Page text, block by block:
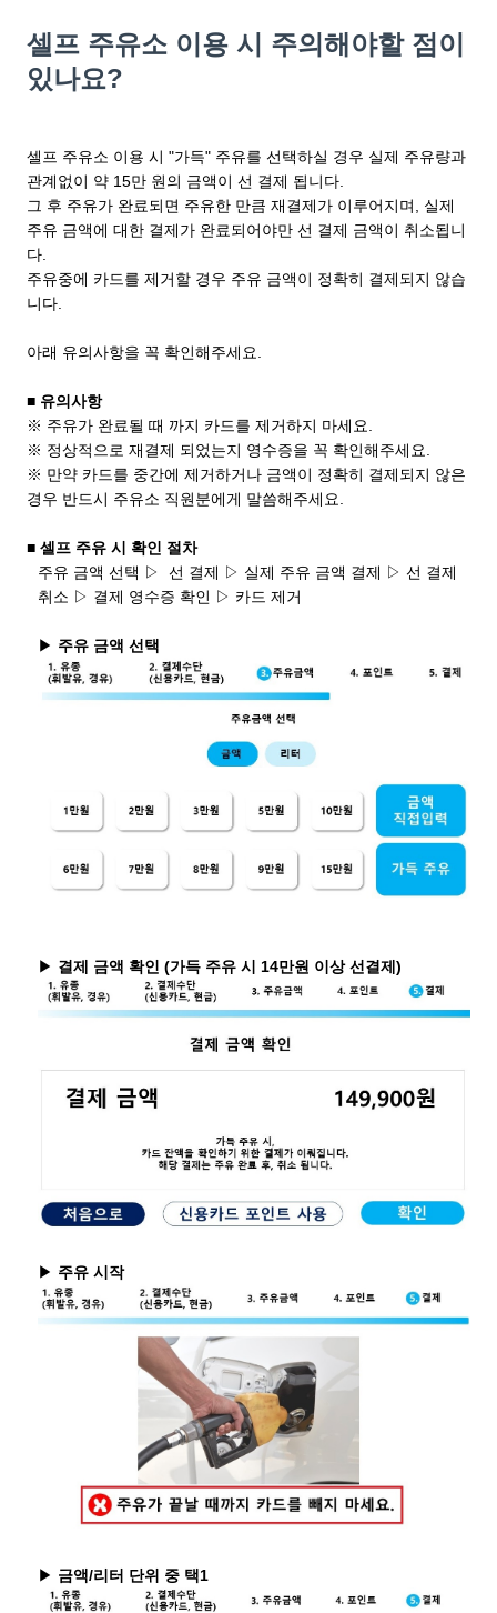
셀프 주유소 이용 시 주의해야할 점이
있나요?
셀프 주유소 이용 시 "가득" 주유를 선택하실 경우 실제 주유량과
관계없이 약 15만 원의 금액이 선 결제 됩니다.
그 후 주유가 완료되면 주유한 만큼 재결제가 이루어지며, 실제
주유 금액에 대한 결제가 완료되어야만 선 결제 금액이 취소됩니
다.
주유중에 카드를 제거할 경우 주유 금액이 정확히 결제되지 않습
니다.
아래 유의사항을 꼭 확인해주세요.
■ 유의사항
※ 주유가 완료될 때 까지 카드를 제거하지 마세요.
※ 정상적으로 재결제 되었는지 영수증을 꼭 확인해주세요.
※ 만약 카드를 중간에 제거하거나 금액이 정확히 결제되지 않은
경우 반드시 주유소 직원분에게 말씀해주세요.
■ 셀프 주유 시 확인 절차
주유 금액 선택 ▷ 선 결제 ▷ 실제 주유 금액 결제 ▷ 선 결제
취소 ▷ 결제 영수증 확인 ▷ 카드 제거
▶ 주유 금액 선택
▶ 결제 금액 확인 (가득 주유 시 14만원 이상 선결제)
▶ 주유 시작
▶ 금액/리터 단위 중 택1